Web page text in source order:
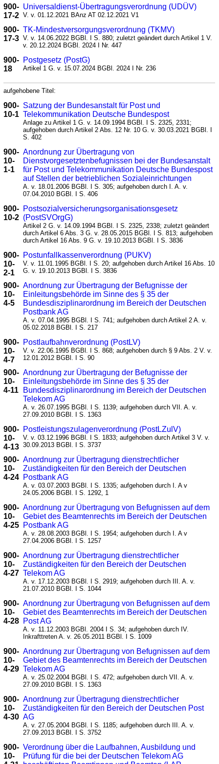
900-
17-2
Universaldienst-Übertragungsverordnung (UDÜV)
V. v. 01.12.2021 BAnz AT 02.12.2021 V1
900-
17-3
TK-Mindestversorgungsverordnung (TKMV)
V. v. 14.06.2022 BGBl. I S. 880; zuletzt geändert durch Artikel 1 V.
v. 20.12.2024 BGBl. 2024 I Nr. 447
900-
18
Postgesetz (PostG)
Artikel 1 G. v. 15.07.2024 BGBl. 2024 I Nr. 236
aufgehobene Titel:
900-
10-1
Satzung der Bundesanstalt für Post und
Telekommunikation Deutsche Bundespost
Anlage zu Artikel 1 G. v. 14.09.1994 BGBl. I S. 2325, 2331;
aufgehoben durch Artikel 2 Abs. 12 Nr. 10 G. v. 30.03.2021 BGBl. I
S. 402
900-
10-
1-1
Anordnung zur Übertragung von
Dienstvorgesetztenbefugnissen bei der Bundesanstalt
für Post und Telekommunikation Deutsche Bundespost
auf Stellen der betrieblichen Sozialeinrichtungen
A. v. 18.01.2006 BGBl. I S. 305; aufgehoben durch I. A. v.
07.04.2010 BGBl. I S. 406
900-
10-2
Postsozialversicherungsorganisationsgesetz
(PostSVOrgG)
Artikel 2 G. v. 14.09.1994 BGBl. I S. 2325, 2338; zuletzt geändert
durch Artikel 6 Abs. 3 G. v. 28.05.2015 BGBl. I S. 813; aufgehoben
durch Artikel 16 Abs. 9 G. v. 19.10.2013 BGBl. I S. 3836
900-
10-
2-1
Postunfallkassenverordnung (PUKV)
V. v. 11.01.1995 BGBl. I S. 20; aufgehoben durch Artikel 16 Abs. 10
G. v. 19.10.2013 BGBl. I S. 3836
900-
10-
4-5
Anordnung zur Übertragung der Befugnisse der
Einleitungsbehörde im Sinne des § 35 der
Bundesdisziplinarordnung im Bereich der Deutschen
Postbank AG
A. v. 07.04.1995 BGBl. I S. 741; aufgehoben durch Artikel 2 A. v.
05.02.2018 BGBl. I S. 217
900-
10-
4-7
Postlaufbahnverordnung (PostLV)
V. v. 22.06.1995 BGBl. I S. 868; aufgehoben durch § 9 Abs. 2 V. v.
12.01.2012 BGBl. I S. 90
900-
10-
4-11
Anordnung zur Übertragung der Befugnisse der
Einleitungsbehörde im Sinne des § 35 der
Bundesdisziplinarordnung im Bereich der Deutschen
Telekom AG
A. v. 26.07.1995 BGBl. I S. 1139; aufgehoben durch VII. A. v.
27.09.2010 BGBl. I S. 1363
900-
10-
4-13
Postleistungszulagenverordnung (PostLZulV)
V. v. 03.12.1996 BGBl. I S. 1833; aufgehoben durch Artikel 3 V. v.
30.09.2013 BGBl. I S. 3737
900-
10-
4-24
Anordnung zur Übertragung dienstrechtlicher
Zuständigkeiten für den Bereich der Deutschen
Postbank AG
A. v. 03.07.2003 BGBl. I S. 1335; aufgehoben durch I. A v
24.05.2006 BGBl. I S. 1292, 1
900-
10-
4-25
Anordnung zur Übertragung von Befugnissen auf dem
Gebiet des Beamtenrechts im Bereich der Deutschen
Postbank AG
A. v. 28.08.2003 BGBl. I S. 1954; aufgehoben durch I. A v
27.04.2006 BGBl. I S. 1257
900-
10-
4-27
Anordnung zur Übertragung dienstrechtlicher
Zuständigkeiten für den Bereich der Deutschen
Telekom AG
A. v. 17.12.2003 BGBl. I S. 2919; aufgehoben durch III. A. v.
21.07.2010 BGBl. I S. 1044
900-
10-
4-28
Anordnung zur Übertragung von Befugnissen auf dem
Gebiet des Beamtenrechts im Bereich der Deutschen
Post AG
A. v. 11.12.2003 BGBl. 2004 I S. 34; aufgehoben durch IV.
Inkrafttreten A. v. 26.05.2011 BGBl. I S. 1009
900-
10-
4-29
Anordnung zur Übertragung von Befugnissen auf dem
Gebiet des Beamtenrechts im Bereich der Deutschen
Telekom AG
A. v. 25.02.2004 BGBl. I S. 472; aufgehoben durch VII. A. v.
27.09.2010 BGBl. I S. 1363
900-
10-
4-30
Anordnung zur Übertragung dienstrechtlicher
Zuständigkeiten für den Bereich der Deutschen Post
AG
A. v. 27.05.2004 BGBl. I S. 1185; aufgehoben durch III. A. v.
27.09.2013 BGBl. I S. 3752
900-
10-
Verordnung über die Laufbahnen, Ausbildung und
Prüfung für die bei der Deutschen Telekom AG